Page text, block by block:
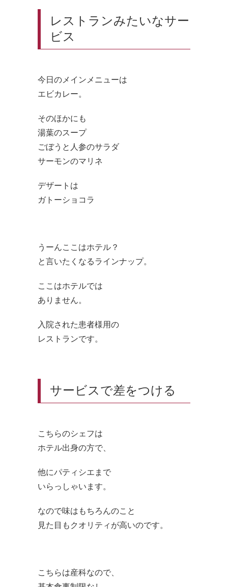
レストランみたいなサー
ビス
今日のメインメニューは
エビカレー。
そのほかにも
湯葉のスープ
ごぼうと人参のサラダ
サーモンのマリネ
デザートは
ガトーショコラ
うーんここはホテル？
と言いたくなるラインナップ。
ここはホテルでは
ありません。
入院された患者様用の
レストランです。
サービスで差をつける
こちらのシェフは
ホテル出身の方で、
他にパティシエまで
いらっしゃいます。
なので味はもちろんのこと
見た目もクオリティが高いのです。
こちらは産科なので、